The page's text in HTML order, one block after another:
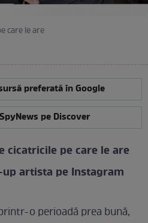
care le are
preferată în Google
pe Discover
cicatricile pe care le are
artista pe Instagram
o perioadă prea bună,